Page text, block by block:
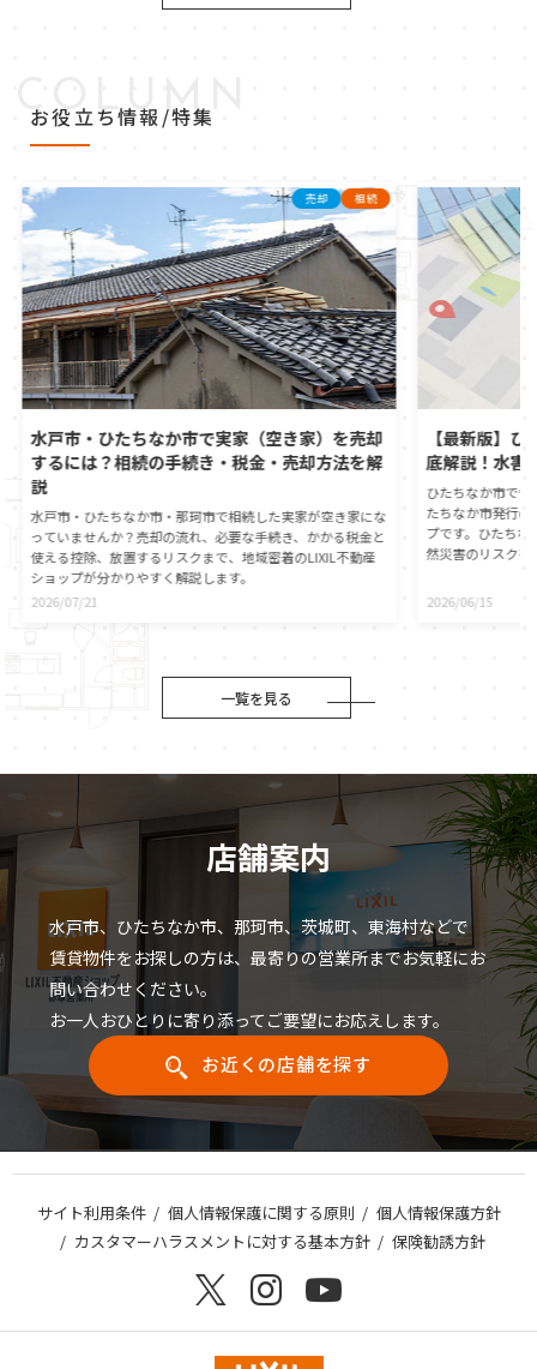
COLUMN
お役立ち情報/特集
売却 相続
水戸市・ひたちなか市で実家（空き家）を売却
するには？相続の手続き・税金・売却方法を解
説
水戸市・ひたちなか市・那珂市で相続した実家が空き家にな
っていませんか？売却の流れ、必要な手続き、かかる税金と
使える控除、放置するリスクまで、地域密着のLIXIL不動産
ショップが分かりやすく解説します。
2026/07/21
【最新版】
底解説！水害
ひたちなか市で
たちなか市発行
プです。ひたち
然災害のリスク
動産の契約時に
2026/06/15
一覧を見る
店舗案内
水戸市、ひたちなか市、那珂市、茨城町、東海村などで
賃貸物件をお探しの方は、最寄りの営業所までお気軽にお
問い合わせください。
お一人おひとりに寄り添ってご要望にお応えします。
お近くの店舗を探す
サイト利用条件 個人情報保護に関する原則
個人情報保護方針
カスタマーハラスメントに対する基本方針
保険勧誘方針